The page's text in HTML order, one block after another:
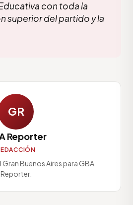
con toda la
superior del partido y la
GR
Reporter
Gran Buenos Aires para GBA
Reporter.